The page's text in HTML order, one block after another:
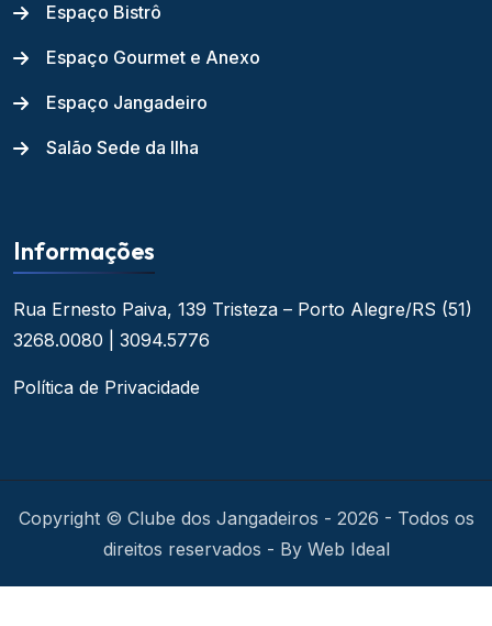
Espaço Bistrô
Espaço Gourmet e Anexo
Espaço Jangadeiro
Salão Sede da Ilha
Informações
Rua Ernesto Paiva, 139 Tristeza – Porto Alegre/RS (51)
3268.0080 | 3094.5776
Política de Privacidade
Copyright © Clube dos Jangadeiros - 2026 - Todos os
direitos reservados - By Web Ideal